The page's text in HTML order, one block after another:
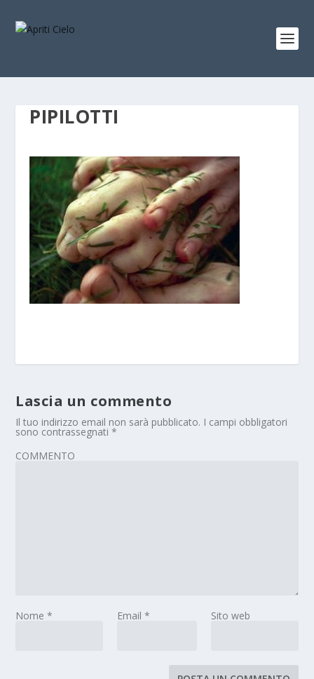
PIPILOTTI
Lascia un commento
Il tuo indirizzo email non sarà pubblicato. I campi obbligatori
sono contrassegnati*
COMMENTO
Nome* Email * Sito web